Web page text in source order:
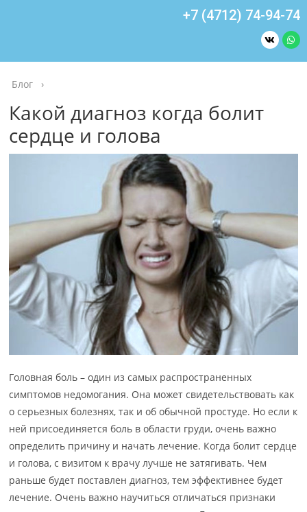
+7 (4712) 74-94-74
Блог ›
Какой диагноз когда болит
сердце и голова
Головная боль – один из самых распространенных
симптомов недомогания. Она может свидетельствовать как
о серьезных болезнях, так и об обычной простуде. Но если к
ней присоединяется боль в области груди, очень важно
определить причину и начать лечение. Когда болит сердце
и голова, с визитом к врачу лучше не затягивать. Чем
раньше будет поставлен диагноз, тем эффективнее будет
лечение. Очень важно научиться отличаться признаки